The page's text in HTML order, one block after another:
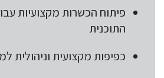
פיתוח הכשרות מקצועיות
התוכנית
כפיפות מקצועית וניהולית